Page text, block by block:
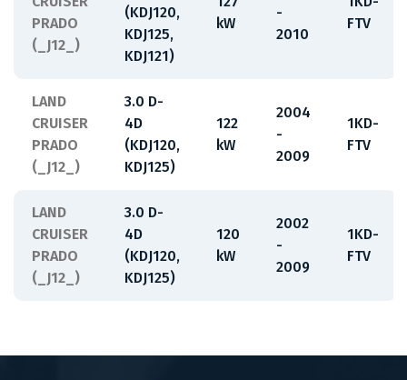
PRADO
(_J12_)
(KDJ120,
KDJ125,
KDJ121)
kW
-
2010
FTV
LAND
CRUISER
PRADO
(_J12_)
3.0 D-
4D
(KDJ120,
KDJ125)
122
kW
2004
-
2009
1KD-
FTV
LAND
CRUISER
PRADO
(_J12_)
3.0 D-
4D
(KDJ120,
KDJ125)
120
kW
2002
-
2009
1KD-
FTV